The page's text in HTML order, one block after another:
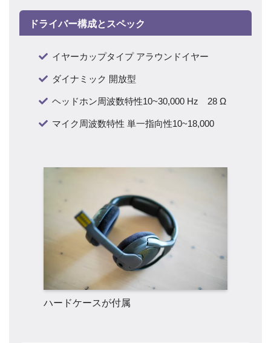
ドライバー構成とスペック
イヤーカップタイプ アラウンドイヤー
ダイナミック 開放型
ヘッドホン周波数特性10~30,000 Hz 28 Ω
マイク周波数特性 単一指向性10~18,000
ハードケースが付属